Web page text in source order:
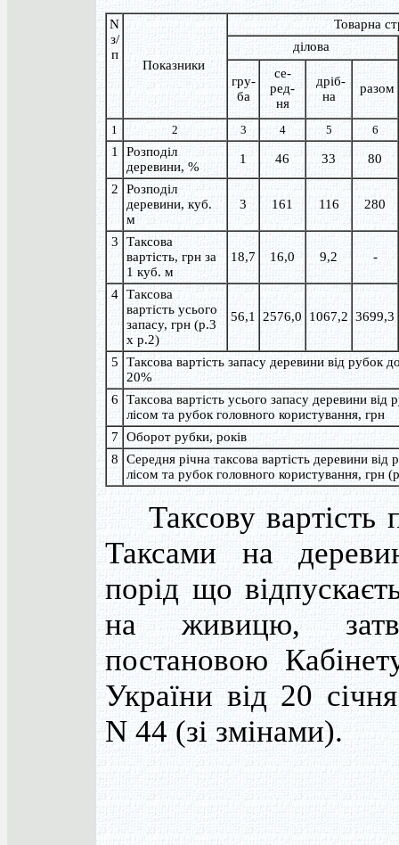
N
з/
п
Показники
Товарна
ділова
гру-
ба
се-
ред-
ня
дріб-
на
разом
1 2 3 4 5 6
1
Розподіл
деревини, %
1 46 33 80
2
Розподіл
деревини, куб.
м
3 161 116 280
3
Таксова
вартість, грн за
1 куб. м
18,7 16,0 9,2 -
4 Таксова
вартість усього
запасу, грн (р.3
х р.2)
56,1 2576,0 1067,2 3699,3
5
Таксова вартість запасу деревини від рубок
20%
6
Таксова вартість усього запасу деревини від
лісом та рубок головного користування, грн
7
Оборот рубки, років
8
Середня річна таксова вартість деревини від
лісом та рубок головного користування, грн
Таксову вартість
Таксами на
порід що
на живицю,
постановою
України від 20
N 44 (зі змінами).